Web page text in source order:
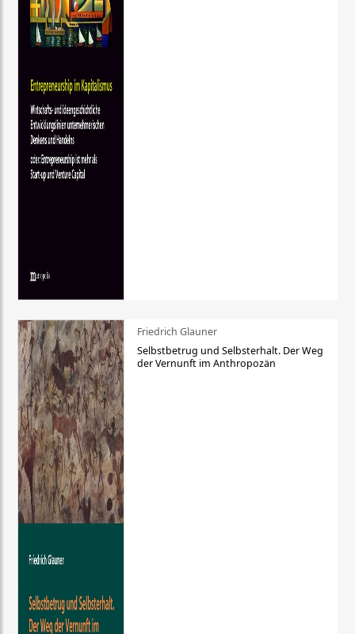
Friedrich Glauner
Selbstbetrug und Selbsterhalt. Der Weg
der Vernunft im Anthropozän